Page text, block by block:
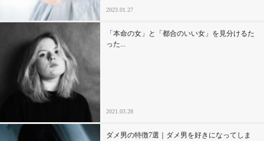
2023.01.27
「本命の女」と「都合のいい女」を見分けるた
った...
2021.03.28
ダメ男の特徴7選｜ダメ男を好きになってしま